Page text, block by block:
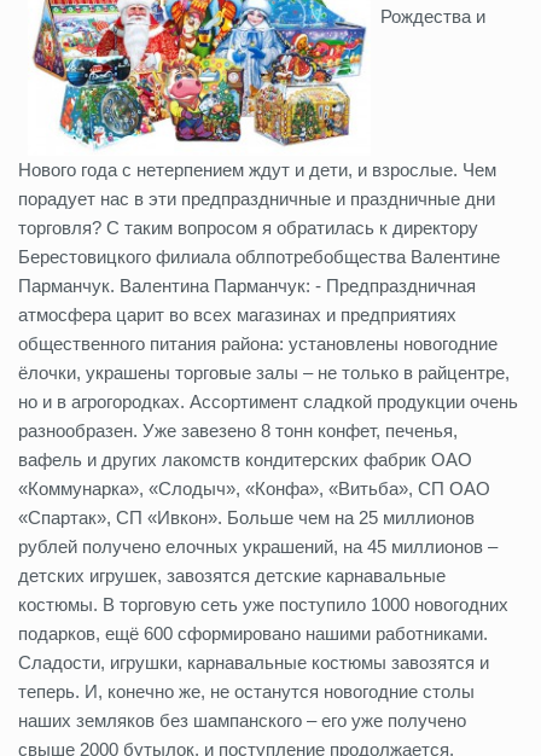
Рождества и
Нового года с нетерпением ждут и дети, и взрослые. Чем
порадует нас в эти предпраздничные и праздничные дни
торговля? С таким вопросом я обратилась к директору
Берестовицкого филиала облпотребобщества Валентине
Парманчук. Валентина Парманчук: - Предпраздничная
атмосфера царит во всех магазинах и предприятиях
общественного питания района: установлены новогодние
ёлочки, украшены торговые залы – не только в райцентре,
но и в агрогородках. Ассортимент сладкой продукции очень
разнообразен. Уже завезено 8 тонн конфет, печенья,
вафель и других лакомств кондитерских фабрик ОАО
«Коммунарка», «Слодыч», «Конфа», «Витьба», СП ОАО
«Спартак», СП «Ивкон». Больше чем на 25 миллионов
рублей получено елочных украшений, на 45 миллионов –
детских игрушек, завозятся детские карнавальные
костюмы. В торговую сеть уже поступило 1000 новогодних
подарков, ещё 600 сформировано нашими работниками.
Сладости, игрушки, карнавальные костюмы завозятся и
теперь. И, конечно же, не останутся новогодние столы
наших земляков без шампанского – его уже получено
свыше 2000 бутылок, и поступление продолжается.